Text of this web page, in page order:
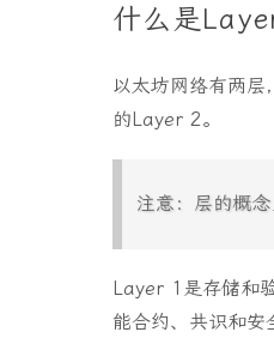
什么是
以太坊网络有两
的Layer 2。
注意：层的概
Layer 1是存储和
能合约、共识和安